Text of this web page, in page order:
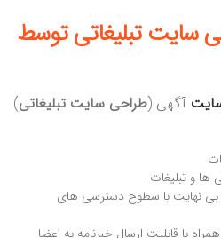
سایتتبلیغاتی توسط
آگهی (طراحی سایت تبلیغاتی)
و تبلیغات
بی نهایت با سطوح دسترسی های
با قابلیت ارسال خبرنامه به اعضا